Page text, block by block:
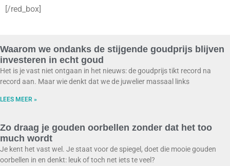
[/red_box]
Waarom we ondanks de stijgende goudprijs blijven
investeren in echt goud
Het is je vast niet ontgaan in het nieuws: de goudprijs tikt record na
record aan. Maar wie denkt dat we de juwelier massaal links
LEES MEER »
Zo draag je gouden oorbellen zonder dat het too
much wordt
Je kent het vast wel. Je staat voor de spiegel, doet die mooie gouden
oorbellen in en denkt: leuk of toch net iets te veel?